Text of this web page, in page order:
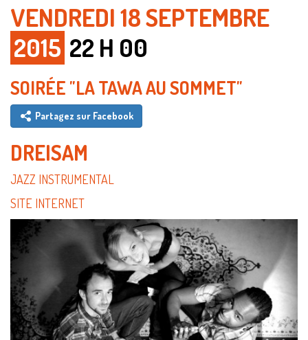
VENDREDI 18 SEPTEMBRE
2015 22 H 00
SOIRÉE "LA TAWA AU SOMMET"
Partagez sur Facebook
DREISAM
JAZZ INSTRUMENTAL
SITE INTERNET